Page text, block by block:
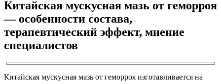
Китайская мускусная мазь от геморроя
— особенности состава,
терапевтический эффект, мнение
специалистов
Китайская мускусная мазь от геморроя изготавливается на